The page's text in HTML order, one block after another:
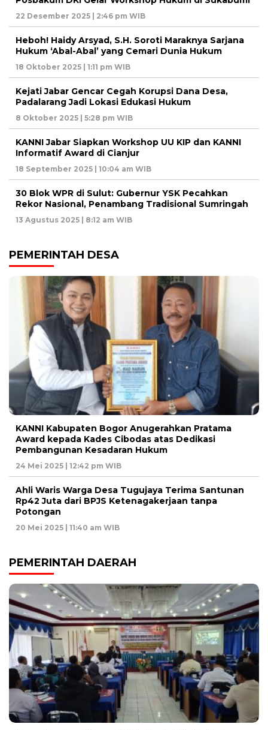
22 Desember 2025 | 2:46 pm WIB
Heboh! Haidy Arsyad, S.H. Soroti Maraknya Sarjana
Hukum ‘Abal-Abal’ yang Cemari Dunia Hukum
18 Oktober 2025 | 1:11 pm WIB
Kejati Jabar Gencar Cegah Korupsi Dana Desa,
Padalarang Jadi Lokasi Edukasi Hukum
8 Oktober 2025 | 5:28 pm WIB
KANNI Jabar Siapkan Workshop UU KIP dan KANNI
Informatif Award di Cianjur
18 September 2025 | 10:04 am WIB
30 Blok WPR di Sulut: Gubernur YSK Pecahkan
Rekor Nasional, Penambang Tradisional Sumringah
13 Agustus 2025 | 8:12 am WIB
PEMERINTAH DESA
KANNI Kabupaten Bogor Anugerahkan Pratama
Award kepada Kades Cibodas atas Dedikasi
Pembangunan Kesadaran Hukum
24 Mei 2025 | 12:42 pm WIB
Ahli Waris Warga Desa Tugujaya Terima Santunan
Rp42 Juta dari BPJS Ketenagakerjaan tanpa
Potongan
20 Mei 2025 | 11:40 am WIB
PEMERINTAH DAERAH